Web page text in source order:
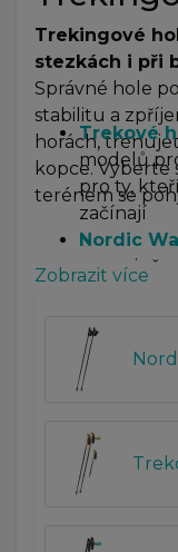
Trekingové
stezkách i při
Správné hole
stabilitu a
horách,
kopce. Vyberte
terénem se
Trekové
modelů
pro ty,
začínají
Nordic
na rovině
Díly pro
talířky,
Zobrazit více